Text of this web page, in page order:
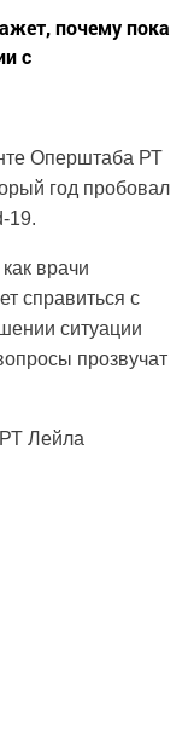
почему пока
с
Оперштаба РТ
год пробовал
19.
врачи
справиться с
ситуации
прозвучат
Лейла